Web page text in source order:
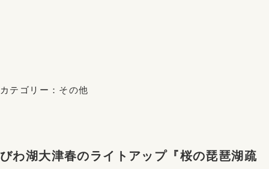
カテゴリー： その他
びわ湖大津春のライトアップ『桜の琵琶湖疏